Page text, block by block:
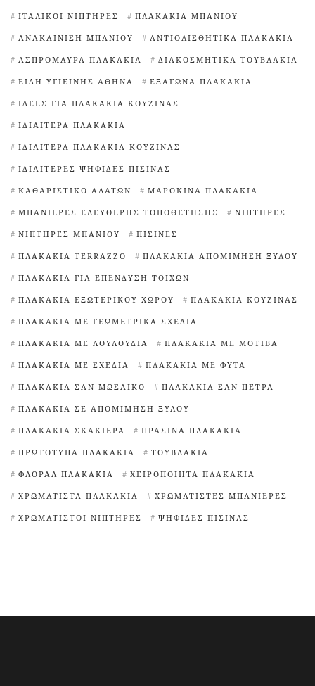
ΙΤΑΛΙΚΟΊ ΝΙΠΤΉΡΕΣ ΠΛΑΚΆΚΙΑ ΜΠΆΝΙΟΥ
ΑΝΑΚΑΊΝΙΣΗ ΜΠΆΝΙΟΥ ΑΝΤΙΟΛΙΣΘΗΤΙΚΆ ΠΛΑΚΆΚΙΑ
ΑΣΠΡΌΜΑΥΡΑ ΠΛΑΚΆΚΙΑ ΔΙΑΚΟΣΜΗΤΙΚΆ ΤΟΥΒΛΆΚΙΑ
ΕΊΔΗ ΥΓΙΕΙΝΉΣ ΑΘΉΝΑ ΕΞΆΓΩΝΑ ΠΛΑΚΆΚΙΑ
ΙΔΈΕΣ ΓΙΑ ΠΛΑΚΆΚΙΑ ΚΟΥΖΊΝΑΣ
ΙΔΙΑΊΤΕΡΑ ΠΛΑΚΆΚΙΑ
ΙΔΙΑΊΤΕΡΑ ΠΛΑΚΆΚΙΑ ΚΟΥΖΊΝΑΣ
ΙΔΙΑΊΤΕΡΕΣ ΨΗΦΊΔΕΣ ΠΙΣΊΝΑΣ
ΚΑΘΑΡΙΣΤΙΚΌ ΑΛΆΤΩΝ ΜΑΡΟΚΙΝΆ ΠΛΑΚΆΚΙΑ
ΜΠΑΝΙΈΡΕΣ ΕΛΕΎΘΕΡΗΣ ΤΟΠΟΘΈΤΗΣΗΣ ΝΙΠΤΉΡΕΣ
ΝΙΠΤΉΡΕΣ ΜΠΆΝΙΟΥ ΠΙΣΊΝΕΣ
ΠΛΑΚΆΚΙΑ TERRAZZO ΠΛΑΚΆΚΙΑ ΑΠΟΜΊΜΗΣΗ ΞΎΛΟΥ
ΠΛΑΚΆΚΙΑ ΓΙΑ ΕΠΈΝΔΥΣΗ ΤΟΊΧΩΝ
ΠΛΑΚΆΚΙΑ ΕΞΩΤΕΡΙΚΟΎ ΧΏΡΟΥ ΠΛΑΚΆΚΙΑ ΚΟΥΖΊΝΑΣ
ΠΛΑΚΆΚΙΑ ΜΕ ΓΕΩΜΕΤΡΙΚΆ ΣΧΈΔΙΑ
ΠΛΑΚΆΚΙΑ ΜΕ ΛΟΥΛΟΎΔΙΑ ΠΛΑΚΆΚΙΑ ΜΕ ΜΟΤΊΒΑ
ΠΛΑΚΆΚΙΑ ΜΕ ΣΧΈΔΙΑ ΠΛΑΚΆΚΙΑ ΜΕ ΦΥΤΆ
ΠΛΑΚΆΚΙΑ ΣΑΝ ΜΩΣΑΪΚΌ ΠΛΑΚΆΚΙΑ ΣΑΝ ΠΈΤΡΑ
ΠΛΑΚΆΚΙΑ ΣΕ ΑΠΟΜΊΜΗΣΗ ΞΎΛΟΥ
ΠΛΑΚΆΚΙΑ ΣΚΑΚΙΈΡΑ ΠΡΆΣΙΝΑ ΠΛΑΚΆΚΙΑ
ΠΡΩΤΌΤΥΠΑ ΠΛΑΚΆΚΙΑ ΤΟΥΒΛΆΚΙΑ
ΦΛΟΡΆΛ ΠΛΑΚΆΚΙΑ ΧΕΙΡΟΠΟΊΗΤΑ ΠΛΑΚΆΚΙΑ
ΧΡΩΜΑΤΙΣΤΆ ΠΛΑΚΆΚΙΑ ΧΡΩΜΑΤΙΣΤΈΣ ΜΠΑΝΙΈΡΕΣ
ΧΡΩΜΑΤΙΣΤΟΊ ΝΙΠΤΉΡΕΣ ΨΗΦΊΔΕΣ ΠΙΣΊΝΑΣ